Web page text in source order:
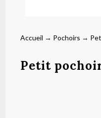
Accueil → Pochoirs →
Petit